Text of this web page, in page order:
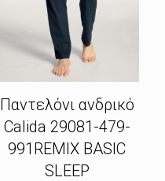
Παντελόνι ανδρικό
Calida 29081-479-
991REMIX BASIC
SLEEP